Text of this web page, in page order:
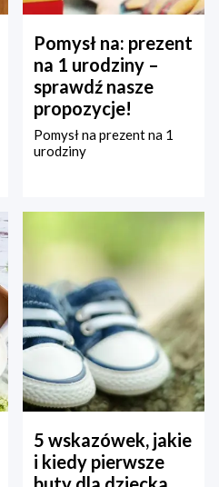
Pomysł na: prezent
na 1 urodziny –
sprawdź nasze
propozycje!
Pomysł na prezent na 1
urodziny
5 wskazówek, jakie
i kiedy pierwsze